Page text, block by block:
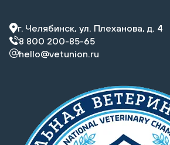
г. Челябинск, ул. Плеханова, д. 4
8 800 200-85-65
hello@vetunion.ru